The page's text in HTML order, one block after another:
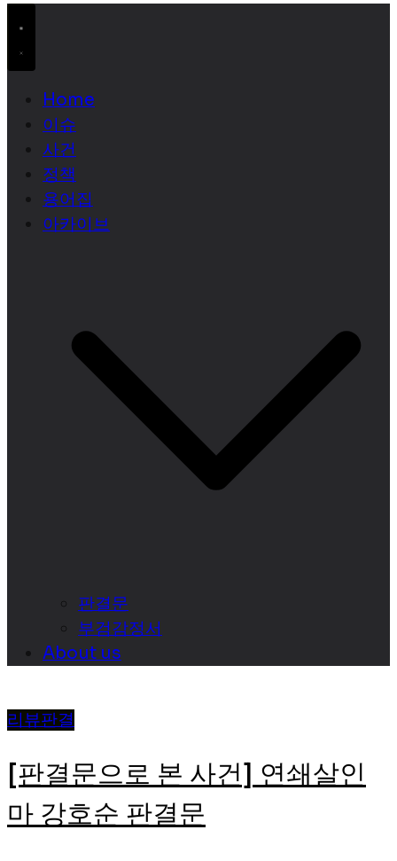
Home
이슈
사건
정책
용어집
아카이브
판결문
부검감정서
About us
리뷰판결
[판결문으로 본 사건] 연쇄살인
마 강호순 판결문